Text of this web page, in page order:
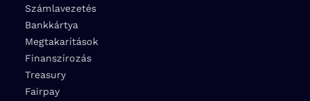
Számlavezetés
Bankkártya
Megtakarítások
Finanszírozás
Treasury
Fairpay